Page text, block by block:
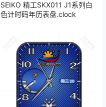
SEIKO 精工SKX011 J1系列白
色计时码年历表盘.clock